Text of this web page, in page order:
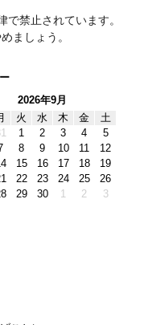
禁止されています。
ましょう。
2026年9月
火 水 木 金
土
1 2 3 4
5
7 8 9 10 11
12
15 16 17 18
19
22 23 24 25
26
29 30 1 2 3